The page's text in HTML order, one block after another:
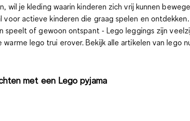
wil je kleding waarin kinderen zich vrij kunnen
actieve kinderen die graag spelen en ontdekken.
speelt of gewoon ontspant - Lego leggings zijn
lego trui erover. Bekijk alle artikelen van lego
met een Lego pyjama